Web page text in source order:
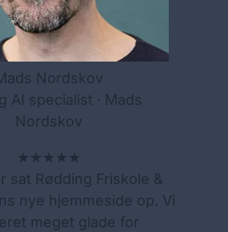
Nordskov
AI specialist · Mads
Nordskov
★★★★★
sat Rødding Friskole &
nye hjemmeside op. Vi
meget glade for